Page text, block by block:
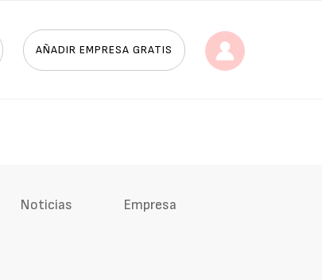
AÑADIR EMPRESA GRATIS
Noticias Empresa